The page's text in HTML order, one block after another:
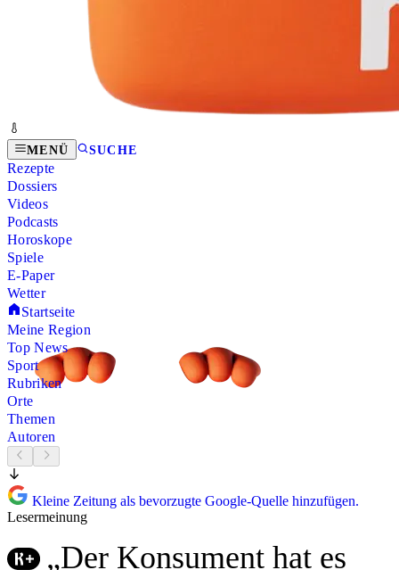
MENÜ SUCHE
Rezepte
Dossiers
Videos
Podcasts
Horoskope
Spiele
E-Paper
Wetter
Startseite
Meine Region
Top News
Sport
Rubriken
Orte
Themen
Autoren
Kleine Zeitung als bevorzugte Google-Quelle hinzufügen.
Lesermeinung
„Der Konsument hat es